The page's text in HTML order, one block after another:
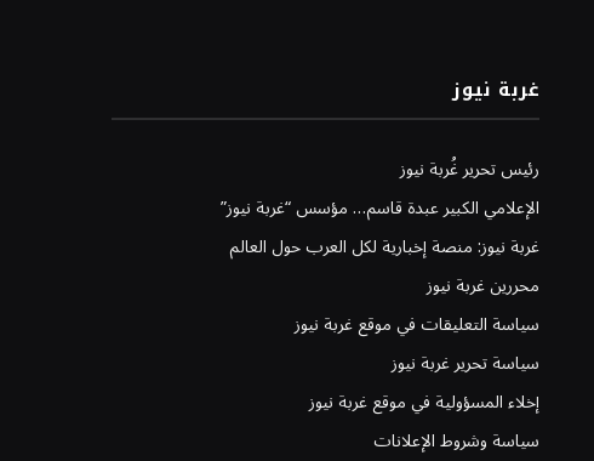
غربة نيوز
رئيس تحرير غُربة نيوز
الإعلامي الكبير عبدة قاسم… مؤسس “غربة نيوز”
غربة نيوز: منصة إخبارية لكل العرب حول العالم
محررين غربة نيوز
سياسة التعليقات في موقع غربة نيوز
سياسة تحرير غربة نيوز
إخلاء المسؤولية في موقع غربة نيوز
سياسة وشروط الإعلانات